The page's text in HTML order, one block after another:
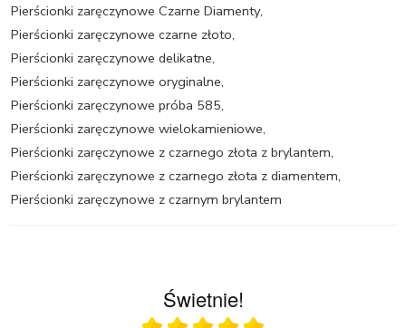
Pierścionki zaręczynowe Czarne Diamenty,
Pierścionki zaręczynowe czarne złoto,
Pierścionki zaręczynowe delikatne,
Pierścionki zaręczynowe oryginalne,
Pierścionki zaręczynowe próba 585,
Pierścionki zaręczynowe wielokamieniowe,
Pierścionki zaręczynowe z czarnego złota z brylantem,
Pierścionki zaręczynowe z czarnego złota z diamentem,
Pierścionki zaręczynowe z czarnym brylantem
Świetnie!